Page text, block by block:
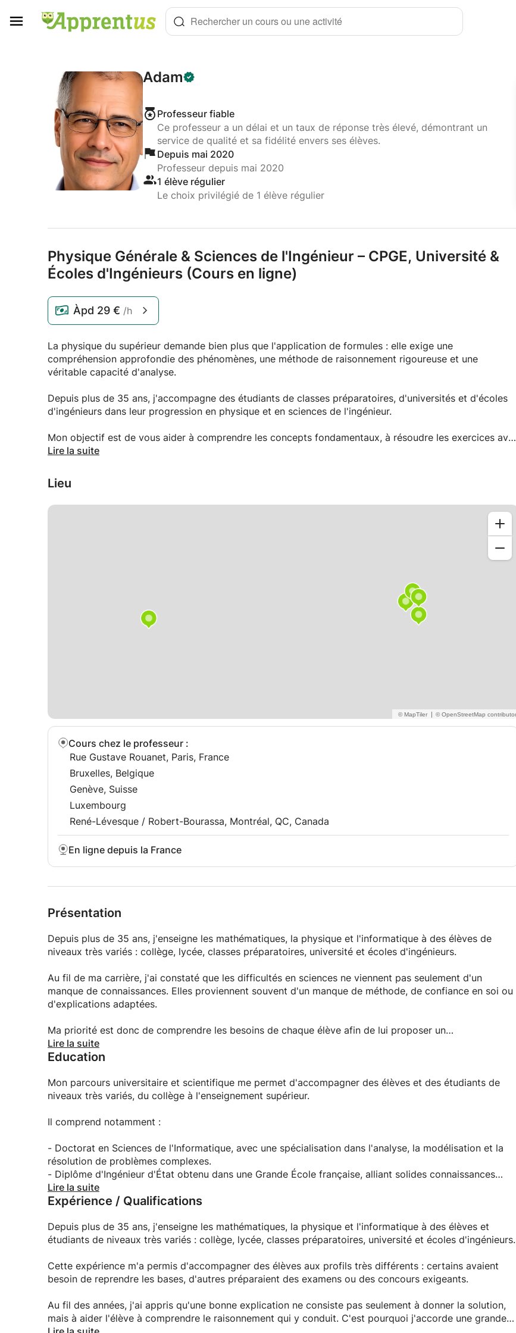
Rechercher un cours ou une activité
Adam
Professeur fiable
Ce professeur a un délai et un taux de réponse très élevé, démontrant un
service de qualité et sa fidélité envers ses élèves.
Depuis mai 2020
Professeur depuis mai 2020
1 élève régulier
Le choix privilégié de 1 élève régulier
Physique Générale & Sciences de l'Ingénieur – CPGE, Université &
Écoles d'Ingénieurs (Cours en ligne)
Àpd 29 € /h
La physique du supérieur demande bien plus que l'application de formules : elle exige une
compréhension approfondie des phénomènes, une méthode de raisonnement rigoureuse et une
véritable capacité d'analyse.
Depuis plus de 35 ans, j'accompagne des étudiants de classes préparatoires, d'universités et d'écoles
d'ingénieurs dans leur progression en physique et en sciences de l'ingénieur.
Mon objectif est de vous aider à comprendre les concepts fondamentaux, à résoudre les exercices avec
méthode et à préparer efficacement vos examens ou concours.
Domaines enseignés
Mécanique
Électricité et électromagnétisme
Chaque séance est adaptée à votre programme et à vos objectifs.
Déroulement des cours
Les séances se déroulent entièrement en ligne avec un tableau numérique interactif et le partage
Les démonstrations, les calculs et les exercices sont réalisés ensemble en temps réel afin de vérifier
immédiatement la compréhension et de corriger les erreurs de raisonnement.
Formats proposés
Séance de 60 minutes
Séance de 90 minutes
Recommandée pour une remise à niveau, la préparation d'un concours, d'un partiel ou l'étude
approfondie d'un chapitre important.
Mon engagement
Mon objectif n'est pas seulement de vous aider à réussir un examen, mais de vous permettre de
comprendre la physique avec davantage de méthode, de confiance et d'autonomie.
Que vous prépariez une classe préparatoire, une licence scientifique ou une école d'ingénieurs, je serai
heureux de vous accompagner dans votre progression.
Lire la suite
Lieu
|
Cours chez le professeur :
Rue Gustave Rouanet, Paris, France
Bruxelles, Belgique
Genève, Suisse
Luxembourg
René-Lévesque / Robert-Bourassa, Montréal, QC, Canada
En ligne depuis la France
Présentation
Depuis plus de 35 ans, j'enseigne les mathématiques, la physique et l'informatique à des élèves de
niveaux très variés : collège, lycée, classes préparatoires, université et écoles d'ingénieurs.
Au fil de ma carrière, j'ai constaté que les difficultés en sciences ne viennent pas seulement d'un
manque de connaissances. Elles proviennent souvent d'un manque de méthode, de confiance en soi ou
d'explications adaptées.
Ma priorité est donc de comprendre les besoins de chaque élève afin de lui proposer un
accompagnement personnalisé. J'explique les notions pas à pas, avec des exemples simples et une
progression rigoureuse, jusqu'à ce que les concepts deviennent réellement compréhensibles.
Mes cours se déroulent entièrement en ligne, dans une ambiance de travail sérieuse, bienveillante et
interactive. Grâce au tableau numérique et au partage d'écran, nous résolvons ensemble les exercices
universitaire, préparer un concours ou consolider durablement vos bases, je mets à votre disposition
mon expérience d'enseignant et une méthode éprouvée.
Les familles qui me font confiance apprécient particulièrement la clarté de mes explications, ma
patience et mon engagement à faire progresser chaque élève.
Je serai heureux de vous accompagner dans votre parcours et de construire avec vous un programme
adapté à vos objectifs.
Lire la suite
Education
Mon parcours universitaire et scientifique me permet d'accompagner des élèves et des étudiants de
niveaux très variés, du collège à l'enseignement supérieur.
Il comprend notamment :
- Doctorat en Sciences de l'Informatique, avec une spécialisation dans l'analyse, la modélisation et la
résolution de problèmes complexes.
- Diplôme d'Ingénieur d'État obtenu dans une Grande École française, alliant solides connaissances
théoriques et applications pratiques.
- Classes Préparatoires aux Grandes Écoles (CPGE), qui m'ont donné une formation approfondie en
Au-delà des diplômes, c'est surtout mon expérience d'enseignement qui fait la différence. Depuis plus
compréhension, la méthode de travail et l'autonomie.
qui permettra à l'élève de réussir durablement, bien au-delà d'un examen ou d'un concours.
Lire la suite
Expérience / Qualifications
Depuis plus de 35 ans, j'enseigne les mathématiques, la physique et l'informatique à des élèves et
étudiants de niveaux très variés : collège, lycée, classes préparatoires, université et écoles d'ingénieurs.
Cette expérience m'a permis d'accompagner des élèves aux profils très différents : certains avaient
besoin de reprendre les bases, d'autres préparaient des examens ou des concours exigeants.
Au fil des années, j'ai appris qu'une bonne explication ne consiste pas seulement à donner la solution,
mais à aider l'élève à comprendre le raisonnement qui y conduit. C'est pourquoi j'accorde une grande